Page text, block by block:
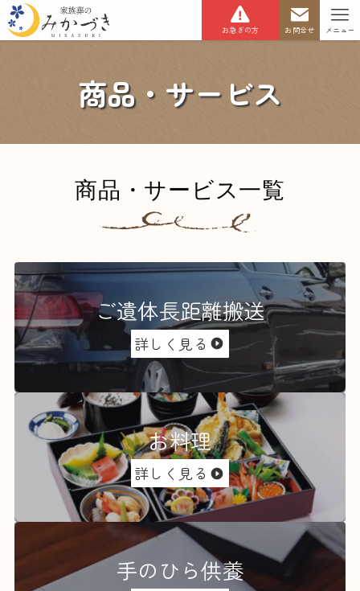
お急ぎの方 お問合せ メニュー
商品・サービス
商品・サービス一覧
ご遺体長距離搬送
詳しく見る
お料理
詳しく見る
手のひら供養